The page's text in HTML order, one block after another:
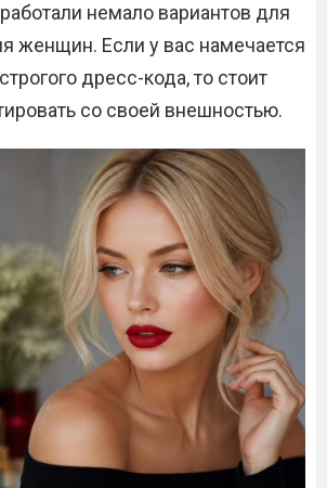
немало вариантов для
женщин. Если у вас намечается
дресс-кода, то стоит
со своей внешностью.